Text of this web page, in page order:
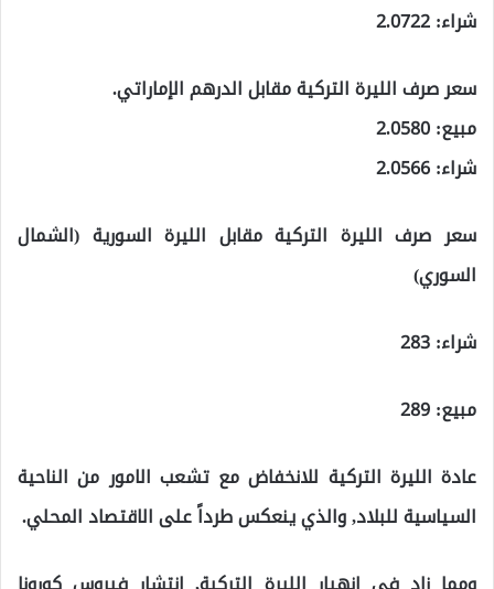
شراء: 2.0722
سعر صرف الليرة التركية مقابل الدرهم الإماراتي.
مبيع: 2.0580
شراء: 2.0566
سعر صرف الليرة التركية مقابل الليرة السورية (الشمال
السوري)
شراء: 283
مبيع: 289
عادة الليرة التركية للانخفاض مع تشعب الامور من الناحية
السياسية للبلاد, والذي ينعكس طرداً على الاقتصاد المحلي.